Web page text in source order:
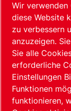
Sitemap
Wir verwenden
diese Website
zu verbessern
anzuzeigen.
Sie alle
erforderliche
Einstellungen
Funktionen
funktionieren,